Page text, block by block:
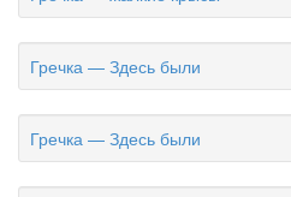
Гречка — Здесь были
Гречка — Здесь были